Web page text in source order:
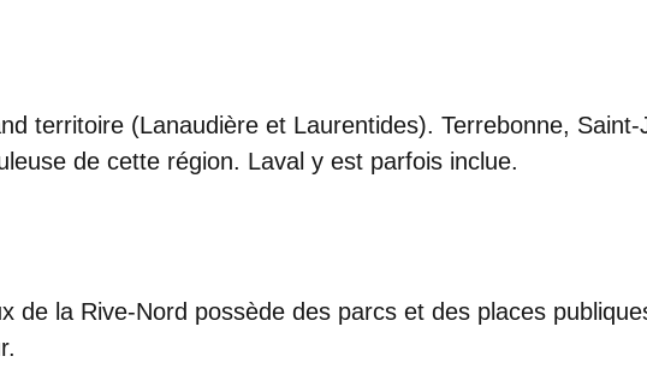
territoire (Lanaudière et Laurentides). Terrebonne,
de cette région. Laval y est parfois inclue.
de la Rive-Nord possède des parcs et des places